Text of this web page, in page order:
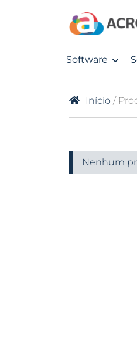
Software
Início /
Nenhum